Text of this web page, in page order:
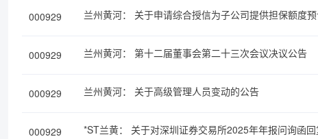
000929 兰州黄河： 关于申请综合授信为子公司提供担保额度
000929 兰州黄河： 第十二届董事会第二十三次会议决议公告
000929 兰州黄河： 关于高级管理人员变动的公告
000929 *ST兰黄： 关于对深圳证券交易所2025年年报问询函